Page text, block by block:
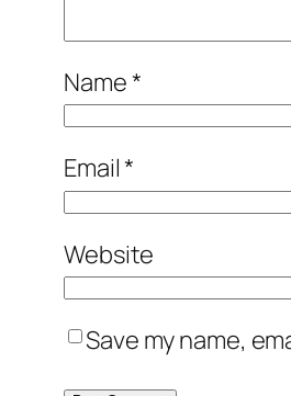
Name*
Email*
Website
Save my name,